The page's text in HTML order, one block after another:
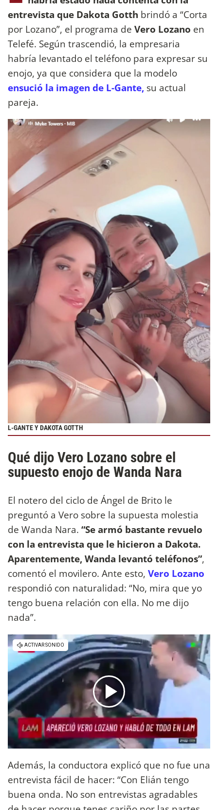
entrevista que Dakota Gotth brindó a “Corta
por Lozano”, el programa de Vero Lozano en
Telefé. Según trascendió, la empresaria
habría levantado el teléfono para expresar su
enojo, ya que considera que la modelo
ensució la imagen de L-Gante, su actual
pareja.
L-GANTE Y DAKOTA GOTTH
Qué dijo Vero Lozano sobre el
supuesto enojo de Wanda Nara
El notero del ciclo de Ángel de Brito le
preguntó a Vero sobre la supuesta molestia
de Wanda Nara. “Se armó bastante revuelo
con la entrevista que le hicieron a Dakota.
Aparentemente, Wanda levantó teléfonos”,
comentó el movilero. Ante esto, Vero Lozano
respondió con naturalidad: “No, mira que yo
tengo buena relación con ella. No me dijo
nada”.
Además, la conductora explicó que no fue una
entrevista fácil de hacer: “Con Elián tengo
buena onda. No son entrevistas agradables